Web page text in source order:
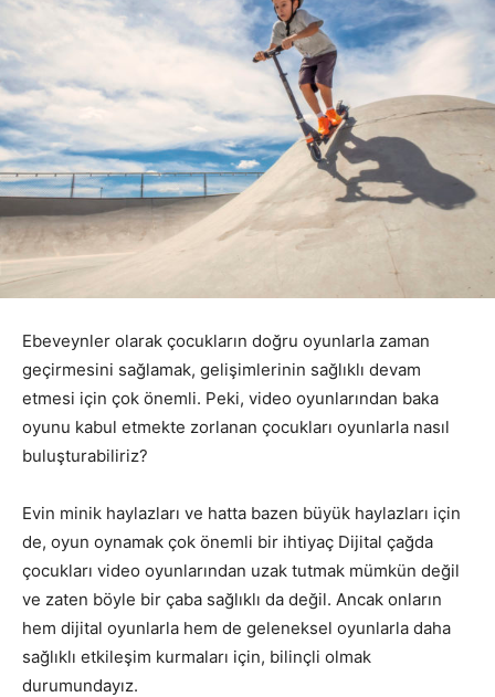
Ebeveynler olarak çocukların doğru oyunlarla zaman
geçirmesini sağlamak, gelişimlerinin sağlıklı devam
etmesi için çok önemli. Peki, video oyunlarından baka
oyunu kabul etmekte zorlanan çocukları oyunlarla nasıl
buluşturabiliriz?
Evin minik haylazları ve hatta bazen büyük haylazları için
de, oyun oynamak çok önemli bir ihtiyaç Dijital çağda
çocukları video oyunlarından uzak tutmak mümkün değil
ve zaten böyle bir çaba sağlıklı da değil. Ancak onların
hem dijital oyunlarla hem de geleneksel oyunlarla daha
sağlıklı etkileşim kurmaları için, bilinçli olmak
durumundayız.